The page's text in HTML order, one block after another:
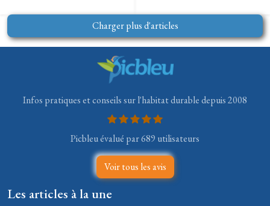
Charger plus d'articles
Infos pratiques et conseils sur l'habitat durable depuis 2008
Picbleu évalué par 689 utilisateurs
Voir tous les avis
Les articles à la une